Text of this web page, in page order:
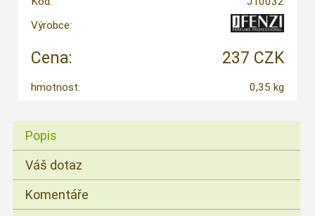
Výrobce:
Cena: 237 CZK
hmotnost: 0,35 kg
Popis
Váš dotaz
Komentáře